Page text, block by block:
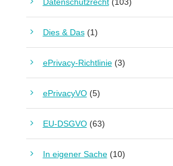
Dies & Das(1)
ePrivacy-Richtlinie(3)
ePrivacyVO(5)
EU-DSGVO(63)
In eigener Sache(10)